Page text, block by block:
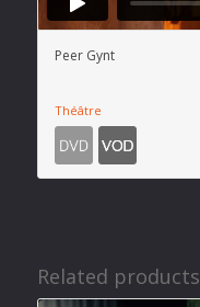
Peer Gynt
Théâtre
Related products